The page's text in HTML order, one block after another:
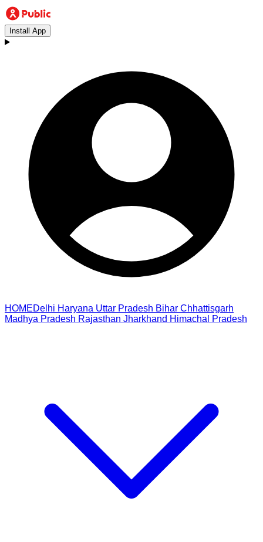
Install App
HOMEDelhi Haryana Uttar Pradesh Bihar Chhattisgarh
Madhya Pradesh Rajasthan Jharkhand Himachal Pradesh